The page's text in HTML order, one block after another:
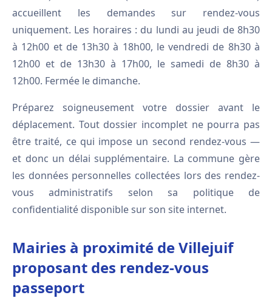
accueillent les demandes sur rendez-vous
uniquement. Les horaires : du lundi au jeudi de 8h30
à 12h00 et de 13h30 à 18h00, le vendredi de 8h30 à
12h00 et de 13h30 à 17h00, le samedi de 8h30 à
12h00. Fermée le dimanche.
Préparez soigneusement votre dossier avant le
déplacement. Tout dossier incomplet ne pourra pas
être traité, ce qui impose un second rendez-vous —
et donc un délai supplémentaire. La commune gère
les données personnelles collectées lors des rendez-
vous administratifs selon sa politique de
confidentialité disponible sur son site internet.
Mairies à proximité de Villejuif
proposant des rendez-vous
passeport